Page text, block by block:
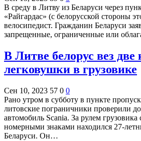
В среду в Литву из Беларуси через
«Райгардас» (с белорусской стороны
велосипедист. Гражданин Беларуси
запрещенные, ограниченные или
В Литве белорус вез две
легковушки в грузовике
Сен 10, 2023 57 0 0
Рано утром в субботу в пункте
литовские пограничники проверили
автомобиль Scania. За рулем грузовика
номерными знаками находился 27-
Беларуси. Он…